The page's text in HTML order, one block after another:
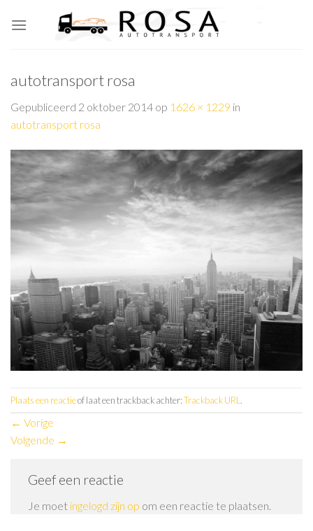
autotransport rosa
Gepubliceerd 2 oktober 2014 op 1626 × 1229 in
autotransport rosa
Plaats een reactieof laat een trackback achter:Trackback URL
← Vorige
Volgende →
Geef een reactie
Je moet ingelogd zijn op om een reactie te plaatsen.